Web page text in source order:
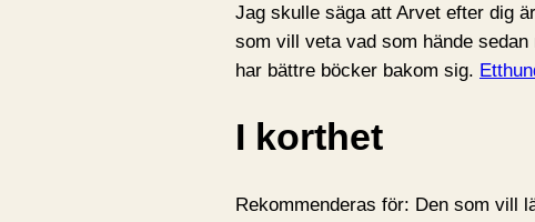
Jag skulle säga att Arvet efter dig
som vill veta vad som hände
har bättre böcker bakom sig.
I korthet
Rekommenderas för: Den som vill